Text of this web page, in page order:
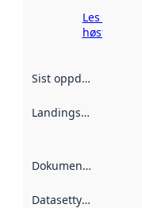
Les mer om
høsting her
Sist oppdatert
Landingsside
Dokumentasjon
Datasettype